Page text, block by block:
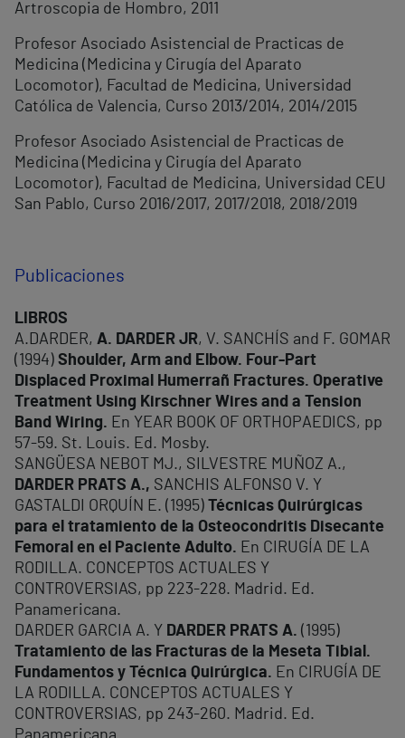
Artroscopia de Hombro, 2011
Profesor Asociado Asistencial de Practicas de
Medicina (Medicina y Cirugía del Aparato
Locomotor), Facultad de Medicina, Universidad
Católica de Valencia, Curso 2013/2014, 2014/2015
Profesor Asociado Asistencial de Practicas de
Medicina (Medicina y Cirugía del Aparato
Locomotor), Facultad de Medicina, Universidad CEU
San Pablo, Curso 2016/2017, 2017/2018, 2018/2019
Publicaciones
LIBROS
A.DARDER, A. DARDER JR, V. SANCHÍS and F. GOMAR
(1994) Shoulder, Arm and Elbow. Four-Part
Displaced Proximal Humerrañ Fractures. Operative
Treatment Using Kirschner Wires and a Tension
Band Wiring. En YEAR BOOK OF ORTHOPAEDICS, pp
57-59. St. Louis. Ed. Mosby.
SANGÜESA NEBOT MJ., SILVESTRE MUÑOZ A.,
DARDER PRATS A., SANCHIS ALFONSO V. Y
GASTALDI ORQUÍN E. (1995)
Técnicas Quirúrgicas
para el tratamiento de la Osteocondritis Disecante
Femoral en el Paciente Adulto. En CIRUGÍA DE LA
RODILLA. CONCEPTOS ACTUALES Y
CONTROVERSIAS, pp 223-228. Madrid. Ed.
Panamericana.
DARDER GARCIA A. Y DARDER PRATS A. (1995)
Tratamiento de las Fracturas de la Meseta Tibial.
Fundamentos y Técnica Quirúrgica. En CIRUGÍA DE
LA RODILLA. CONCEPTOS ACTUALES Y
CONTROVERSIAS, pp 243-260. Madrid. Ed.